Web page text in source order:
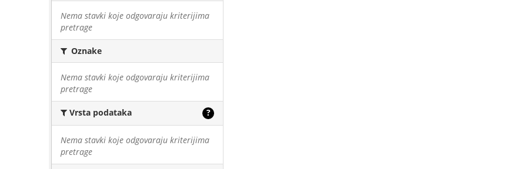
Nema stavki koje odgovaraju kriterijima
pretrage
Oznake
Nema stavki koje odgovaraju kriterijima
pretrage
Vrsta podataka ?
Nema stavki koje odgovaraju kriterijima
pretrage